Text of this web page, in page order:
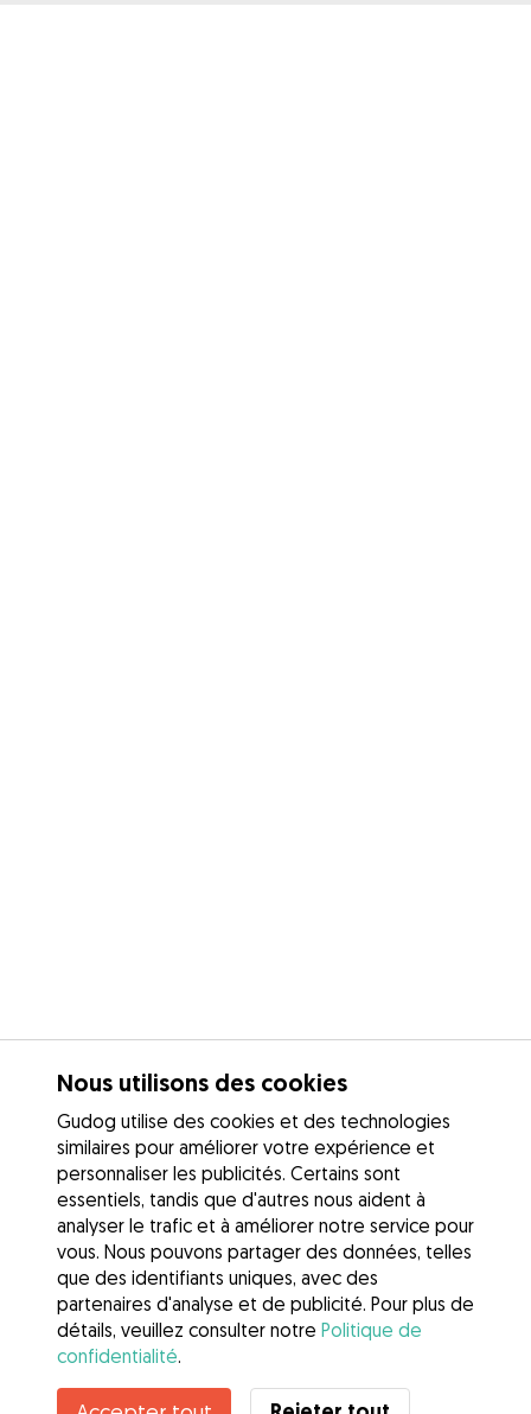
Nous utilisons des cookies
Gudog utilise des cookies et des technologies
similaires pour améliorer votre expérience et
personnaliser les publicités. Certains sont
essentiels, tandis que d'autres nous aident à
analyser le trafic et à améliorer notre service pour
vous. Nous pouvons partager des données, telles
que des identifiants uniques, avec des
partenaires d'analyse et de publicité. Pour plus de
détails, veuillez consulter notre Politique de
confidentialité.